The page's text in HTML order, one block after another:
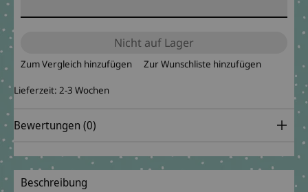
Nicht auf Lager
Zum Vergleich hinzufügen Zur Wunschliste hinzufügen
Lieferzeit: 2-3 Wochen
Bewertungen (0)
Beschreibung